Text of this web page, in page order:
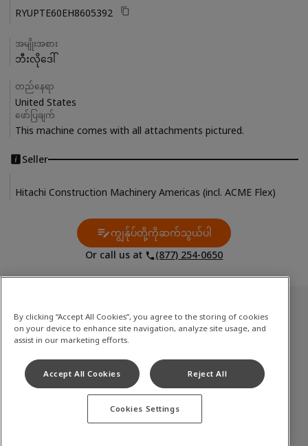
RYUPTE60EH8605392
အမျိုးအစား
ဘီးလိုဒေါ်
တည်နေရာ
United States
ဖော်ပြချက်
This machine comes with all attachments pictured.
Seller
Hitachi Construction Machinery Americas (incl. ACME Flex)
Contact Us
ကျွန်ုပ်တို့ကိုဆက်သွယ်ပါ
Or call us at
(877) 254-0650
အသုံးပြုပြီးသောစတော့
အလတ်စားမှ ကြီးမားသောတူးစက်
အသေးစား (မီနီ) တူးစက်
ဘီးလိုဒေါ်
Privacy Policy
By clicking “Accept All Cookies”, you agree to the storing of cookies
on your device to enhance site navigation, analyze site usage, and
assist in our marketing efforts.
Accept All Cookies Reject All
Cookies Settings